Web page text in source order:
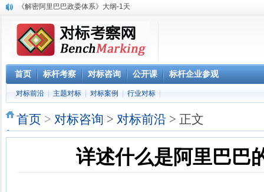
赴腾讯参观“向腾讯学管理”六项课程体系
阿里巴巴数字化组织及领导力课程
2023年 标杆学习俱乐部考察公开课学习计划
华南区域标杆企业目录
华北标杆企业目录
华东标杆企业目录
参观深圳柔宇科技 考察产品与技术创新 体验柔性显示3D影院
首页 标杆考察 对标咨询 公开课 标杆企业参观
对标前沿 主题对标 对标案例 行业对标
首页 > 对标咨询 > 对标前沿 > 正文
详述什么是阿里巴巴